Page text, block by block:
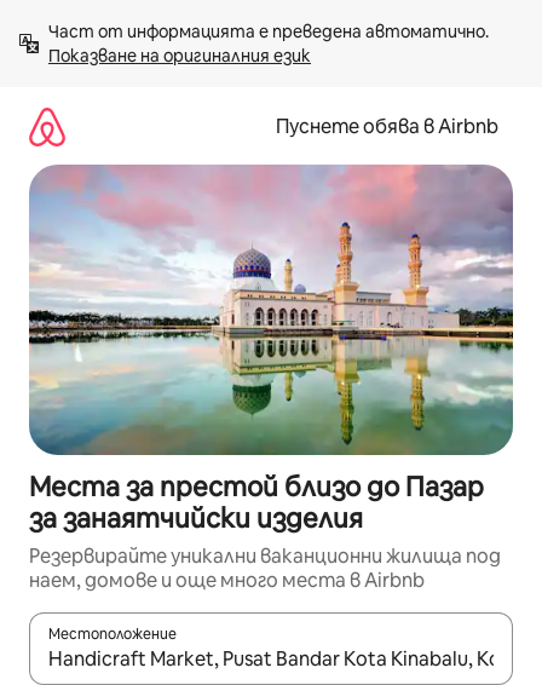
към
съдържанието
Показване на оригиналния език
Пуснете обява в Airbnb
Места за престой близо до Пазар
за занаятчийски изделия
Резервирайте уникални ваканционни жилища под
наем, домове и още много места в Airbnb
Местоположение
Когато резултатите се покажат, използвайте